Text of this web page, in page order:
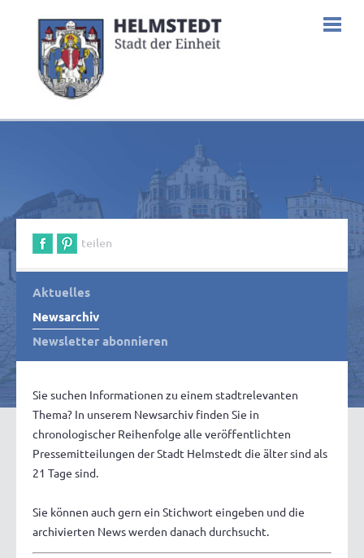
teilen
Aktuelles
Newsarchiv
Newsletter abonnieren
Sie suchen Informationen zu einem stadtrelevanten
Thema? In unserem Newsarchiv finden Sie in
chronologischer Reihenfolge alle veröffentlichten
Pressemitteilungen der Stadt Helmstedt die älter sind als
21 Tage sind.
Sie können auch gern ein Stichwort eingeben und die
archivierten News werden danach durchsucht.